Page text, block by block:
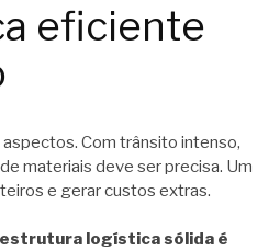
eficiente
Com trânsito intenso,
materiais deve ser precisa. Um
e gerar custos extras.
logística sólida é